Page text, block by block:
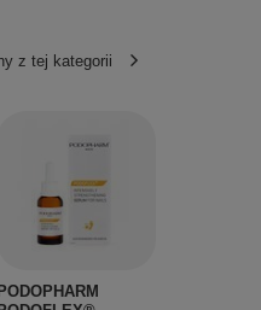
z tej kategorii